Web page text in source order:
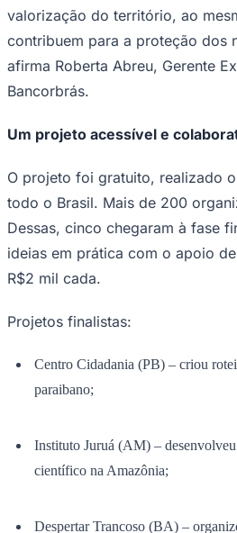
Sul-Americana
Copa América
Champions League
Premier League
La Liga
Bundesliga
valorização do território, ao
contribuem para a proteção dos
afirma Roberta Abreu, Gerente
Bancorbrás.
Um projeto acessível e
O projeto foi gratuito, realizado
todo o Brasil. Mais de 200
Dessas, cinco chegaram à fase
ideias em prática com o apoio
R$2 mil cada.
Projetos finalistas:
Centro Cidadania (PB) – criou
paraibano;
Instituto Juruá (AM) –
científico na Amazônia;
Despertar Trancoso (BA) –